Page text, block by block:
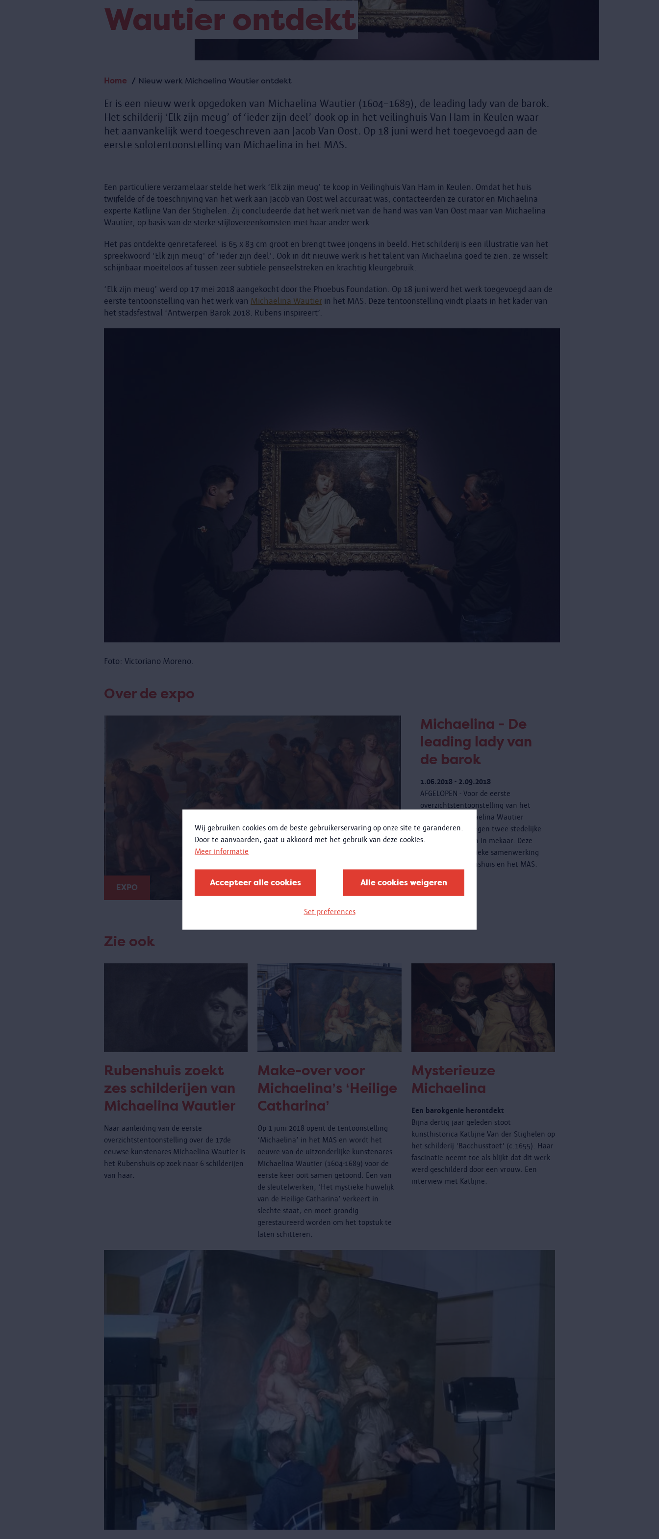
Wij gebruiken cookies om de beste gebruikerservaring op onze site te garanderen.
Door te aanvaarden, gaat u akkoord met het gebruik van deze cookies.
Meer informatie
Accepteer alle cookies Alle cookies weigeren
Set preferences
Wautier ontdekt
Kruimelpad
Home Nieuw werk Michaelina Wautier ontdekt
Er is een nieuw werk opgedoken van Michaelina Wautier (1604–1689), de leading lady van de barok.
Het schilderij ‘Elk zijn meug’ of ‘ieder zijn deel’ dook op in het veilinghuis Van Ham in Keulen waar
het aanvankelijk werd toegeschreven aan Jacob Van Oost. Op 18 juni werd het toegevoegd aan de
eerste solotentoonstelling van Michaelina in het MAS.
Een particuliere verzamelaar stelde het werk ‘Elk zijn meug’ te koop in Veilinghuis Van Ham in Keulen. Omdat het huis
twijfelde of de toeschrijving van het werk aan Jacob van Oost wel accuraat was, contacteerden ze curator en Michaelina-
experte Katlijne Van der Stighelen. Zij concludeerde dat het werk niet van de hand was van Van Oost maar van Michaelina
Wautier, op basis van de sterke stijlovereenkomsten met haar ander werk.
Het pas ontdekte genretafereel is 65 x 83 cm groot en brengt twee jongens in beeld. Het schilderij is een illustratie van het
spreekwoord 'Elk zijn meug' of 'ieder zijn deel'. Ook in dit nieuwe werk is het talent van Michaelina goed te zien: ze wisselt
schijnbaar moeiteloos af tussen zeer subtiele penseelstreken en krachtig kleurgebruik.
‘Elk zijn meug’ werd op 17 mei 2018 aangekocht door the Phoebus Foundation. Op 18 juni werd het werk toegevoegd aan de
eerste tentoonstelling van het werk van Michaelina Wautier in het MAS. Deze tentoonstelling vindt plaats in het kader van
het stadsfestival ‘Antwerpen Barok 2018. Rubens inspireert’.
Foto: Victoriano Moreno.
Over de expo
EXPO
Michaelina - De
leading lady van
de barok
1.06.2018 - 2.09.2018
AFGELOPEN - Voor de eerste
overzichtstentoonstelling van het
oeuvre van Michaelina Wautier
(1604–1689), sloegen twee stedelijke
musea de handen in mekaar. Deze
expo was een unieke samenwerking
tussen het Rubenshuis en het MAS.
Zie ook
Rubenshuis zoekt
zes schilderijen van
Michaelina Wautier
Naar aanleiding van de eerste
overzichtstentoonstelling over de 17de
eeuwse kunstenares Michaelina Wautier is
het Rubenshuis op zoek naar 6 schilderijen
van haar.
Make-over voor
Michaelina’s ‘Heilige
Catharina’
Op 1 juni 2018 opent de tentoonstelling
‘Michaelina’ in het MAS en wordt het
oeuvre van de uitzonderlijke kunstenares
Michaelina Wautier (1604-1689) voor de
eerste keer ooit samen getoond. Een van
de sleutelwerken, ‘Het mystieke huwelijk
van de Heilige Catharina’ verkeert in
slechte staat, en moet grondig
gerestaureerd worden om het topstuk te
laten schitteren.
Mysterieuze
Michaelina
Een barokgenie herontdekt
Bijna dertig jaar geleden stoot
kunsthistorica Katlijne Van der Stighelen op
het schilderij 'Bacchusstoet' (c.1655). Haar
fascinatie neemt toe als blijkt dat dit werk
werd geschilderd door een vrouw. Een
interview met Katlijne.